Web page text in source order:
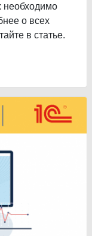
необходимо
о всех
в статье.